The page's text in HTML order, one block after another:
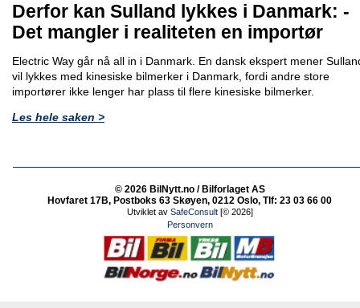
Derfor kan Sulland lykkes i Danmark: -
Det mangler i realiteten en importør
Electric Way går nå all in i Danmark. En dansk ekspert mener
vil lykkes med kinesiske bilmerker i Danmark, fordi andre store
importører ikke lenger har plass til flere kinesiske bilmerker.
Les hele saken >
© 2026 BilNytt.no / Bilforlaget AS
Hovfaret 17B, Postboks 63 Skøyen, 0212 Oslo, Tlf: 23 03 66 00
Utviklet av SafeConsult[© 2026]
Personvern